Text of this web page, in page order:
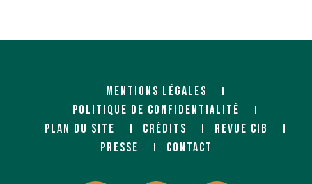
MENTIONS LÉGALES
POLITIQUE DE CONFIDENTIALITÉ
PLAN DU SITE
CRÉDITS
REVUE CIB
PRESSE
CONTACT